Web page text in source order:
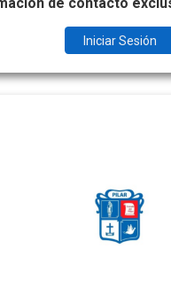
Iniciar Sesión